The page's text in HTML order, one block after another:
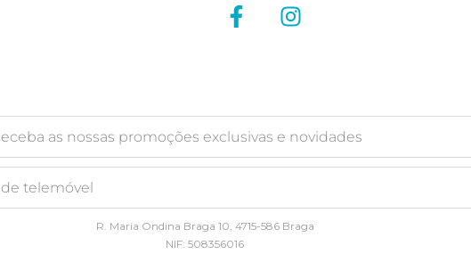
R. Maria Ondina Braga 10, 4715-586 Braga
NIF: 508356016